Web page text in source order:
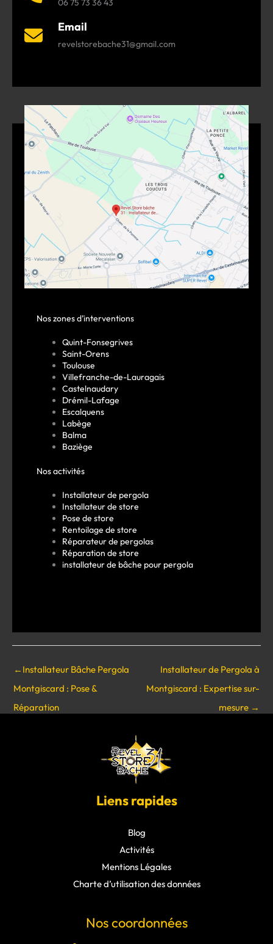
06 75 73 36 43
Email
revelstorebache31@gmail.com
Nos zones d’interventions
Quint-Fonsegrives
Saint-Orens
Toulouse
Villefranche-de-Lauragais
Castelnaudary
Drémil-Lafage
Escalquens
Labège
Balma
Baziège
Nos activités
Installateur de pergola
Installateur de store
Pose de store
Rentoilage de store
Réparateur de pergolas
Réparation de store
installateur de bâche pour pergola
← Installateur Bâche Pergola
Montgiscard : Pose &
Réparation
Installateur de Pergola à
Montgiscard : Expertise sur-
mesure →
Liens rapides
Blog
Activités
Mentions Légales
Charte d’utilisation des données
Nos coordonnées